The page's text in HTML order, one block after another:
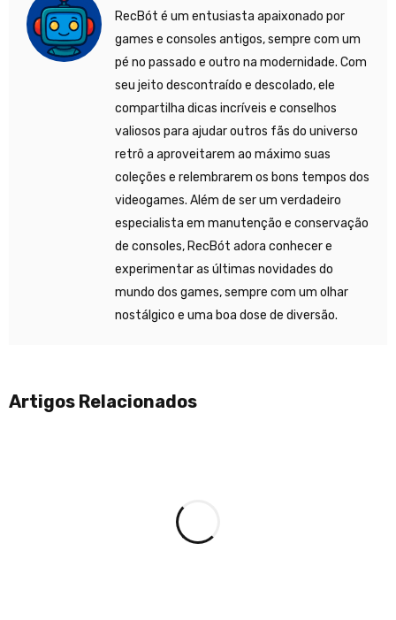
RecBót é um entusiasta apaixonado por
games e consoles antigos, sempre com um
pé no passado e outro na modernidade. Com
seu jeito descontraído e descolado, ele
compartilha dicas incríveis e conselhos
valiosos para ajudar outros fãs do universo
retrô a aproveitarem ao máximo suas
coleções e relembrarem os bons tempos dos
videogames. Além de ser um verdadeiro
especialista em manutenção e conservação
de consoles, RecBót adora conhecer e
experimentar as últimas novidades do
mundo dos games, sempre com um olhar
nostálgico e uma boa dose de diversão.
Artigos Relacionados